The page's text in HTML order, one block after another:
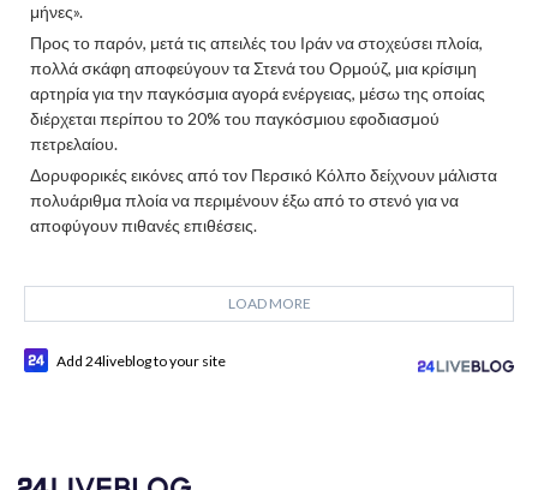
μήνες».
Προς το παρόν, μετά τις απειλές του Ιράν να στοχεύσει πλοία,
πολλά σκάφη αποφεύγουν τα Στενά του Ορμούζ, μια κρίσιμη
αρτηρία για την παγκόσμια αγορά ενέργειας, μέσω της οποίας
διέρχεται περίπου το 20% του παγκόσμιου εφοδιασμού
πετρελαίου.
Δορυφορικές εικόνες από τον Περσικό Κόλπο δείχνουν μάλιστα
πολυάριθμα πλοία να περιμένουν έξω από το στενό για να
αποφύγουν πιθανές επιθέσεις.
LOAD MORE
Add 24liveblog to your site